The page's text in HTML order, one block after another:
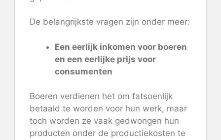
De belangrijkste vragen zijn onder meer:
Een eerlijk inkomen voor boeren
en een eerlijke prijs voor
consumenten
Boeren verdienen het om fatsoenlijk
betaald te worden voor hun werk, maar
toch worden ze vaak gedwongen hun
producten onder de productiekosten te